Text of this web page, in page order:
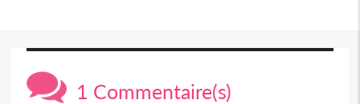
1 Commentaire(s)